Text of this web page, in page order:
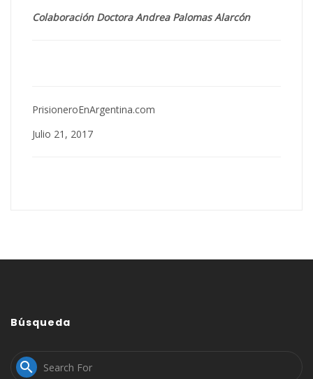
Colaboración Doctora Andrea Palomas Alarcón
PrisioneroEnArgentina.com
Julio 21, 2017
Búsqueda
